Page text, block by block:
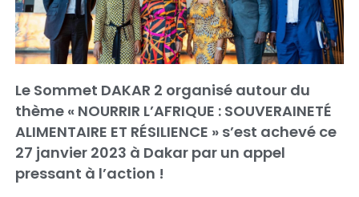
Le Sommet DAKAR 2 organisé autour du
thème « NOURRIR L’AFRIQUE : SOUVERAINETÉ
ALIMENTAIRE ET RÉSILIENCE » s’est achevé ce
27 janvier 2023 à Dakar par un appel
pressant à l’action !